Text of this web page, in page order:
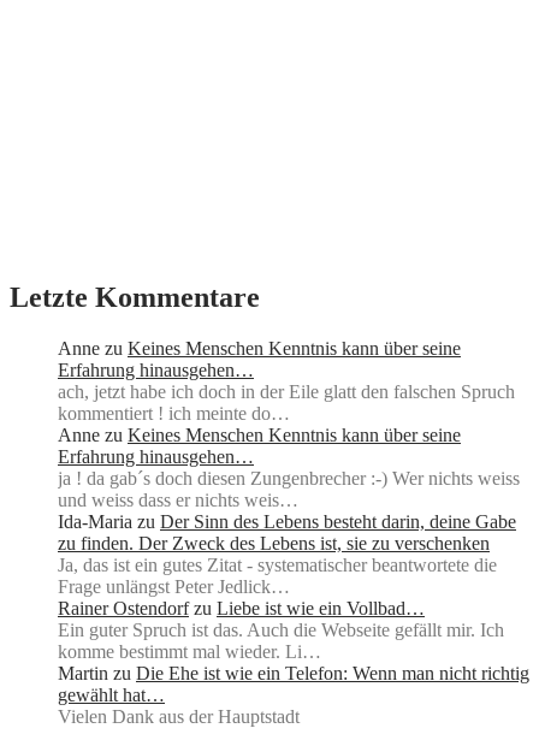
Letzte Kommentare
Anne zu Keines Menschen Kenntnis kann über seine
Erfahrung hinausgehen…
ach, jetzt habe ich doch in der Eile glatt den falschen Spruch
kommentiert ! ich meinte do…
Anne zu Keines Menschen Kenntnis kann über seine
Erfahrung hinausgehen…
ja ! da gab´s doch diesen Zungenbrecher :-) Wer nichts weiss
und weiss dass er nichts weis…
Ida-Maria zu Der Sinn des Lebens besteht darin, deine Gabe
zu finden. Der Zweck des Lebens ist, sie zu verschenken
Ja, das ist ein gutes Zitat - systematischer beantwortete die
Frage unlängst Peter Jedlick…
Rainer Ostendorf zu Liebe ist wie ein Vollbad…
Ein guter Spruch ist das. Auch die Webseite gefällt mir. Ich
komme bestimmt mal wieder. Li…
Martin zu Die Ehe ist wie ein Telefon: Wenn man nicht richtig
gewählt hat…
Vielen Dank aus der Hauptstadt